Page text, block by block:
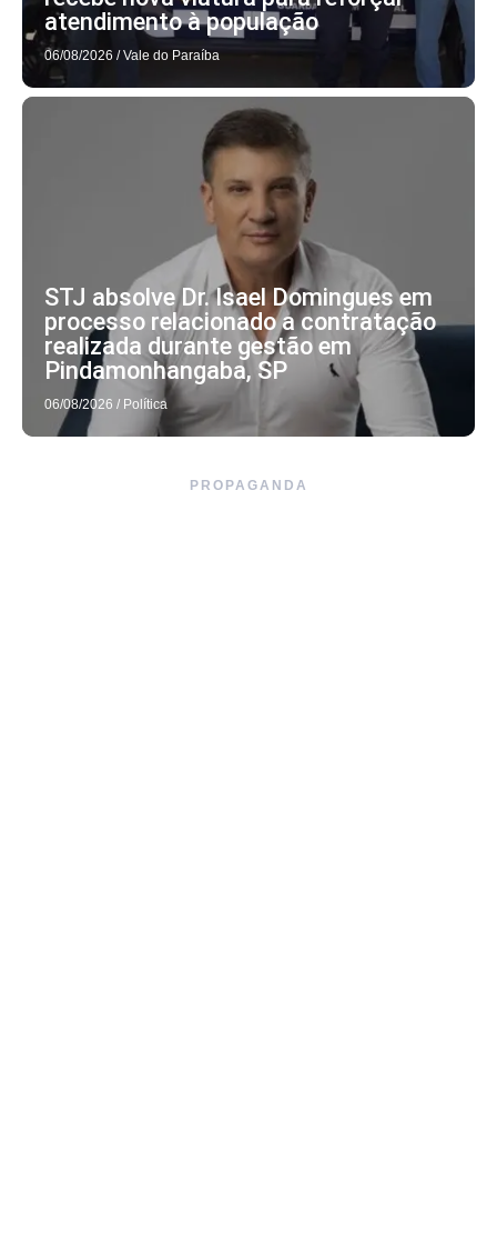
atendimento à população
06/08/2026 / Vale do Paraíba
STJ absolve Dr. Isael Domingues em
processo relacionado a contratação
realizada durante gestão em
Pindamonhangaba, SP
06/08/2026 / Política
PROPAGANDA